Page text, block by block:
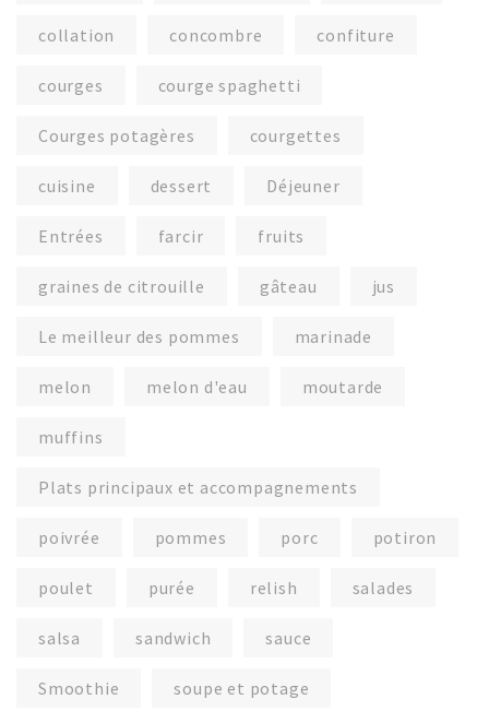
collation concombre confiture
courges courge spaghetti
Courges potagères courgettes
cuisine dessert Déjeuner
Entrées farcir fruits
graines de citrouille gâteau jus
Le meilleur des pommes marinade
melon melon d'eau moutarde
muffins
Plats principaux et accompagnements
poivrée pommes porc potiron
poulet purée relish salades
salsa sandwich sauce
Smoothie soupe et potage